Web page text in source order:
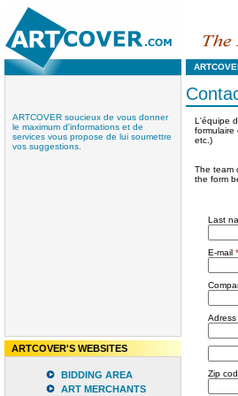
ARTCOVER soucieux de vous donner
le maximum d'informations et de
services vous propose de lui soumettre
vos suggestions.
ARTCOVER'S WEBSITES
BIDDING AREA
ART MERCHANTS
L'équipe
formulaire
etc.)
The team
the form
Last
E-mail *
Adress
Zip